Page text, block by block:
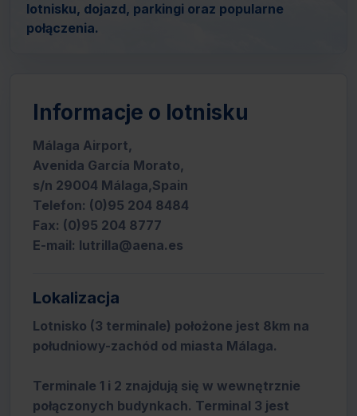
lotnisku, dojazd, parkingi oraz popularne
połączenia.
Informacje o lotnisku
Málaga Airport,
Avenida García Morato,
s/n 29004 Málaga,Spain
Telefon: (0)95 204 8484
Fax: (0)95 204 8777
E-mail: lutrilla@aena.es
Lokalizacja
Lotnisko (3 terminale) położone jest 8km na
południowy-zachód od miasta Málaga.
Terminale 1 i 2 znajdują się w wewnętrznie
połączonych budynkach. Terminal 3 jest